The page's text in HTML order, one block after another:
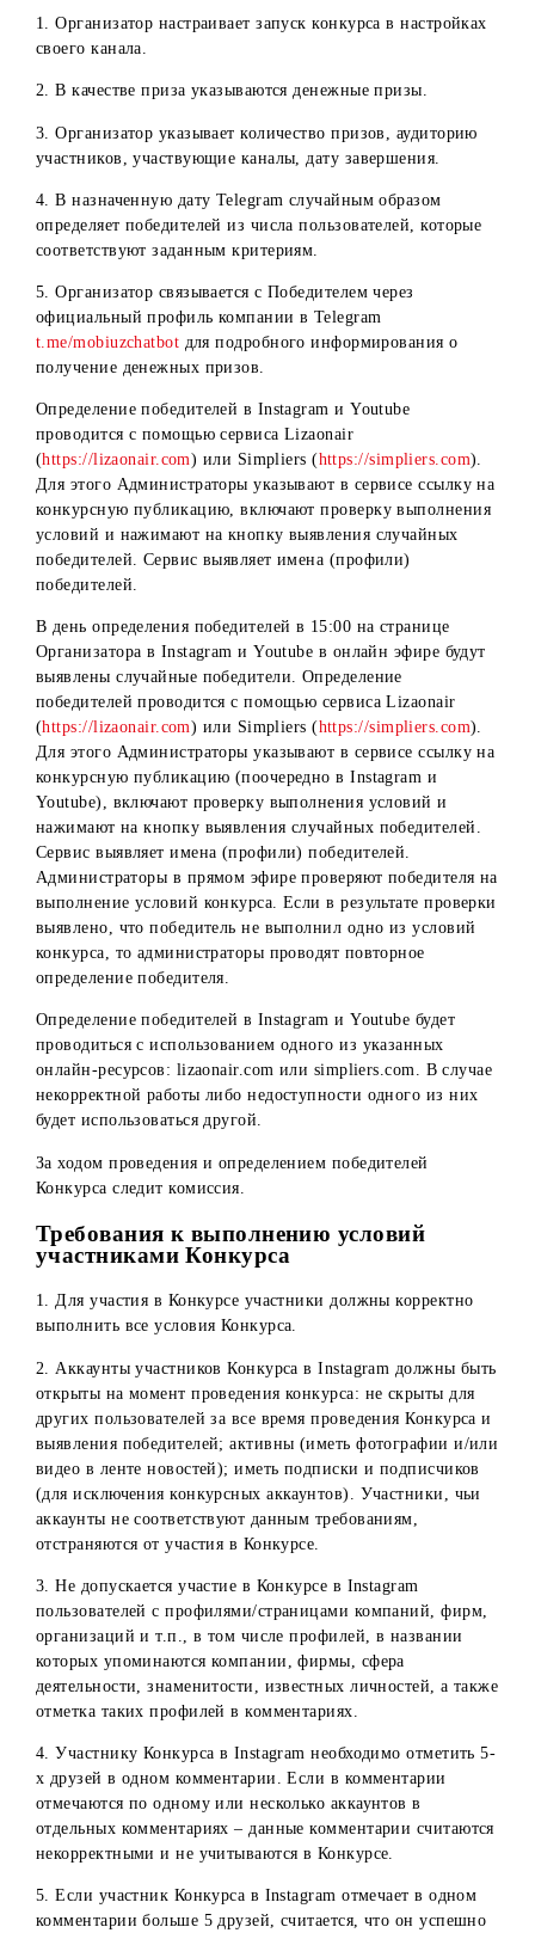
1) Подписаться на Telegram-канал
2) Нажать на кнопку «Участвовать» под конкурсным
В день определения победителей в 16:00 в Telegram
автоматически будут выявлены случайные победители.
Порядок выявления победителей
Определение победителей в Telegram проводится через
официальную функцию мессенджера, которая позволяет
проводить среди подписчиков розыгрыши в Telegram.
конкурсное мероприятие, в котором победитель
случайным образом.
Алгоритм проведения конкурса:
1. Организатор настраивает запуск конкурса в
своего канала.
2. В качестве приза указываются денежные призы.
3. Организатор указывает количество призов, аудиторию
участников, участвующие каналы, дату завершения.
4. В назначенную дату Telegram случайным образом
определяет победителей из числа пользователей, которые
соответствуют заданным критериям.
5. Организатор связывается с Победителем через
официальный профиль компании в Telegram
t.me/mobiuzchatbotдля подробного информирования о
получение денежных призов.
Определение победителей в Instagram и Youtube
проводится с помощью сервиса Lizaonair
(https://lizaonair.com) или Simpliers (
Для этого Администраторы указывают в сервисе ссылку
конкурсную публикацию, включают проверку
условий и нажимают на кнопку выявления случайных
победителей. Сервис выявляет имена (профили)
победителей.
В день определения победителей в 15:00 на странице
Организатора в Instagram и Youtube в онлайн эфире
выявлены случайные победители. Определение
победителей проводится с помощью сервиса Lizaonair
Для этого Администраторы указывают в сервисе ссылку
конкурсную публикацию (поочередно в Instagram и
Youtube), включают проверку выполнения условий и
нажимают на кнопку выявления случайных победителей.
Сервис выявляет имена (профили) победителей.
Администраторы в прямом эфире проверяют победителя
выполнение условий конкурса. Если в результате
выявлено, что победитель не выполнил одно из условий
конкурса, то администраторы проводят повторное
Определение победителей в Instagram и Youtube будет
проводиться с использованием одного из указанных
онлайн-ресурсов: lizaonair.com или simpliers.com. В
некорректной работы либо недоступности одного из них
будет использоваться другой.
За ходом проведения и определением победителей
Требования к выполнению условий
участниками Конкурса
1. Для участия в Конкурсе участники должны корректно